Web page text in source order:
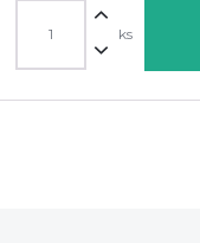
ks